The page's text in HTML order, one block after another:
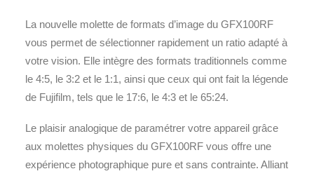
La nouvelle molette de formats d’image du GFX100RF
vous permet de sélectionner rapidement un ratio adapté à
votre vision. Elle intègre des formats traditionnels comme
le 4:5, le 3:2 et le 1:1, ainsi que ceux qui ont fait la légende
de Fujifilm, tels que le 17:6, le 4:3 et le 65:24.
Le plaisir analogique de paramétrer votre appareil grâce
aux molettes physiques du GFX100RF vous offre une
expérience photographique pure et sans contrainte. Alliant